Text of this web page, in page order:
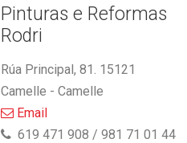
Pinturas e Reformas
Rodri
Rúa Principal, 81. 15121
Camelle - Camelle
Email
619 471 908 / 981 71 01 44